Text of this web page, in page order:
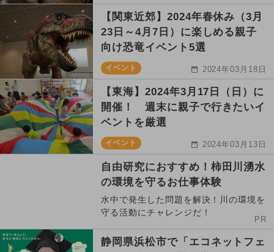
【関東近郊】2024年春休み（3月
23日～4月7日）に楽しめる親子
向け恐竜イベント5選
イベント 2024年03月18日
【東海】2024年3月17日（日）に
開催！ 週末に親子で行きたいイ
ベントを厳選
イベント 2024年03月13日
自由研究におすすめ！柿田川湧水
の環境を守るお仕事体験
水中で発生した問題を解決！川の環境を
守る活動にチャレンジだ！
PR
静岡県浜松市で「エコネットフェ